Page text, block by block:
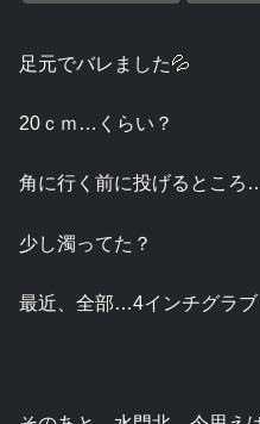
足元でバレました💦
20ｃｍ…くらい？
角に行く前に投げるところ
少し濁ってた？
最近、全部…4インチグラブ